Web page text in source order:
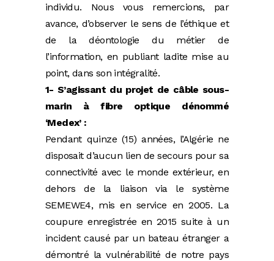
individu. Nous vous remercions, par
avance, d’observer le sens de l’éthique et
de la déontologie du métier de
l’information, en publiant ladite mise au
point, dans son intégralité.
1- S’agissant du projet de câble sous-
marin à fibre optique dénommé
‘Medex’ :
Pendant quinze (15) années, l’Algérie ne
disposait d’aucun lien de secours pour sa
connectivité avec le monde extérieur, en
dehors de la liaison via le système
SEMEWE4, mis en service en 2005. La
coupure enregistrée en 2015 suite à un
incident causé par un bateau étranger a
démontré la vulnérabilité de notre pays